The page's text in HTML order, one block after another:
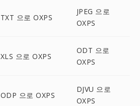
TXT 으로 OXPS
JPEG 으로
OXPS
XLS 으로 OXPS
ODT 으로
OXPS
ODP 으로 OXPS
DJVU 으로
OXPS